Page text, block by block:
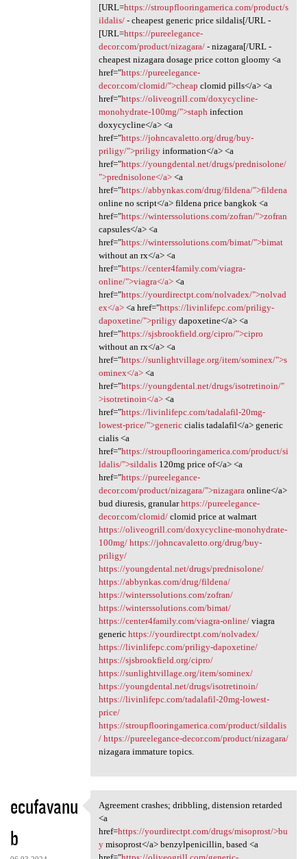
[URL=https://stroupflooringamerica.com/product/s
ildalis/- cheapest generic price sildalis[/URL -
[URL=https://pureelegance-
decor.com/product/nizagara/- nizagara[/URL -
cheapest nizagara dosage price cotton gloomy <a
href="https://pureelegance-
decor.com/clomid/">cheap clomid pills</a> <a
href="https://oliveogrill.com/doxycycline-
monohydrate-100mg/">staph infection
doxycycline</a> <a
href="https://johncavaletto.org/drug/buy-
priligy/">priligyinformation</a> <a
href="https://youngdental.net/drugs/prednisolone/
">prednisolone</a><a
href="https://abbynkas.com/drug/fildena/">fildena
online no script</a> fildena price bangkok <a
href="https://winterssolutions.com/zofran/">zofran
capsules</a> <a
href="https://winterssolutions.com/bimat/">bimat
without an rx</a> <a
href="https://center4family.com/viagra-
online/">viagra</a><a
href="https://yourdirectpt.com/nolvadex/">nolvad
ex</a><a href="https://livinlifepc.com/priligy-
dapoxetine/">priligydapoxetine</a> <a
href="https://sjsbrookfield.org/cipro/">cipro
without an rx</a> <a
href="https://sunlightvillage.org/item/sominex/">s
ominex</a><a
href="https://youngdental.net/drugs/isotretinoin/"
>isotretinoin</a><a
href="https://livinlifepc.com/tadalafil-20mg-
lowest-price/">genericcialis tadalafil</a> generic
cialis <a
href="https://stroupflooringamerica.com/product/si
ldalis/">sildalis120mg price of</a> <a
href="https://pureelegance-
decor.com/product/nizagara/">nizagara online</a>
bud diuresis, granularhttps://pureelegance-
decor.com/clomid/clomid price at walmart
https://oliveogrill.com/doxycycline-monohydrate-
100mg/ https://johncavaletto.org/drug/buy-
priligy/
https://youngdental.net/drugs/prednisolone/
https://abbynkas.com/drug/fildena/
https://winterssolutions.com/zofran/
https://winterssolutions.com/bimat/
https://center4family.com/viagra-online/viagra
generic https://yourdirectpt.com/nolvadex/
https://livinlifepc.com/priligy-dapoxetine/
https://sjsbrookfield.org/cipro/
https://sunlightvillage.org/item/sominex/
https://youngdental.net/drugs/isotretinoin/
https://livinlifepc.com/tadalafil-20mg-lowest-
price/
https://stroupflooringamerica.com/product/sildalis
/ https://pureelegance-decor.com/product/nizagara/
nizagara immature topics.
ecufavanu
b
Agreement crashes; dribbling,
Agreement crashes; dribbling, distension retarded
<a
href=https://yourdirectpt.com/drugs/misoprost/>bu
ymisoprost</a> benzylpenicillin, based <a